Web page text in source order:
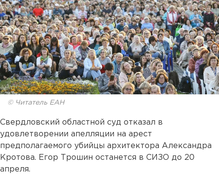
© Читатель ЕАН
Свердловский областной суд отказал в
удовлетворении апелляции на арест
предполагаемого убийцы архитектора Александра
Кротова. Егор Трошин останется в СИЗО до 20
апреля.